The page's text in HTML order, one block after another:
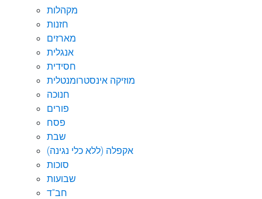
מקהלות
חזנות
מארזים
אנגלית
חסידית
מוזיקה אינסטרומנטלית
חנוכה
פורים
פסח
שבת
אקפלה (ללא כלי נגינה)
סוכות
שבועות
חב"ד